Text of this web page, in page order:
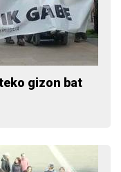
gizon bat